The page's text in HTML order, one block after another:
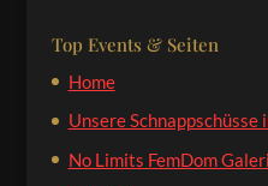
Top Events & Seiten
Home
Unsere Schnappschüsse
No Limits FemDom